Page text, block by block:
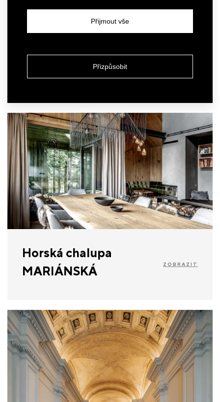
Přijmout vše
Přizpůsobit
Činžovní dům
MÁNESOVA 78
Horská chalupa
MARIÁNSKÁ
ZOBRAZIT